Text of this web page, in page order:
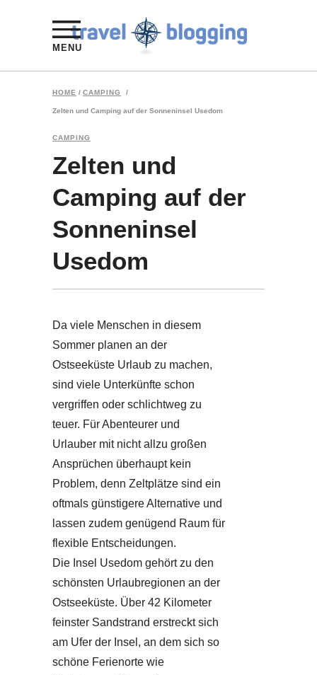
MENU
HOME / CAMPING /
Zelten und Camping auf der Sonneninsel Usedom
CAMPING
Zelten und
Camping auf der
Sonneninsel
Usedom
Da viele Menschen in diesem
Sommer planen an der
Ostseeküste Urlaub zu machen,
sind viele Unterkünfte schon
vergriffen oder schlichtweg zu
teuer. Für Abenteurer und
Urlauber mit nicht allzu großen
Ansprüchen überhaupt kein
Problem, denn Zeltplätze sind ein
oftmals günstigere Alternative und
lassen zudem genügend Raum für
flexible Entscheidungen.
Die Insel Usedom gehört zu den
schönsten Urlaubregionen an der
Ostseeküste. Über 42 Kilometer
feinster Sandstrand erstreckt sich
am Ufer der Insel, an dem sich so
schöne Ferienorte wie